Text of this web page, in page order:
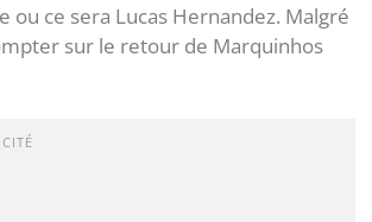
ou ce sera Lucas Hernandez. Malgré
sur le retour de Marquinhos